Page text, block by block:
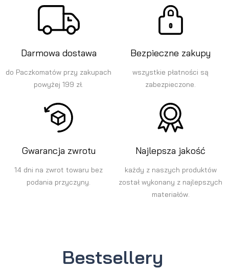
Darmowa dostawa
do Paczkomatów przy zakupach
powyżej 199 zł.
Bezpieczne zakupy
wszystkie płatności są
zabezpieczone.
Gwarancja zwrotu
14 dni na zwrot towaru bez
podania przyczyny.
Najlepsza jakość
każdy z naszych produktów
został wykonany z najlepszych
materiałów.
Bestsellery